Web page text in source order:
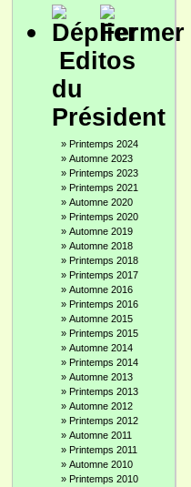
Editos
du
Président
» Printemps 2024
» Automne 2023
» Printemps 2023
» Printemps 2021
» Automne 2020
» Printemps 2020
» Automne 2019
» Automne 2018
» Printemps 2018
» Printemps 2017
» Automne 2016
» Printemps 2016
» Automne 2015
» Printemps 2015
» Automne 2014
» Printemps 2014
» Automne 2013
» Printemps 2013
» Automne 2012
» Printemps 2012
» Automne 2011
» Printemps 2011
» Automne 2010
» Printemps 2010